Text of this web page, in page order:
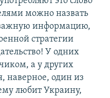
можно назвать
информацию,
стратегии
У одних
а у других
наверное, один из
любит Украину,